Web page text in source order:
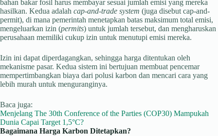
bahan bakar fosil harus membayar sesuai jumlah emisi yang mereka
hasilkan. Kedua adalah cap-and-trade system (juga disebut cap-and-
permit), di mana pemerintah menetapkan batas maksimum total emisi,
mengeluarkan izin (permits) untuk jumlah tersebut, dan mengharuskan
perusahaan memiliki cukup izin untuk menutupi emisi mereka.
Izin ini dapat diperdagangkan, sehingga harga ditentukan oleh
mekanisme pasar. Kedua sistem ini bertujuan membuat pencemar
mempertimbangkan biaya dari polusi karbon dan mencari cara yang
lebih murah untuk menguranginya.
Baca juga:
Menjelang The 30th Conference of the Parties (COP30) Mampukah
Dunia Capai Target 1,5°C?
Bagaimana Harga Karbon Ditetapkan?